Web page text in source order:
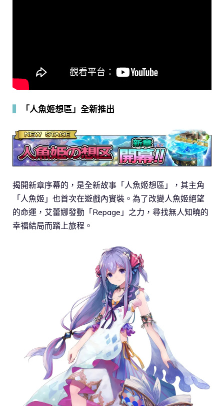
「人魚姬想區」全新推出
揭開新章序幕的，是全新故事「人魚姬想區」，其主角
「人魚姬」也首次在遊戲內實裝。為了改變人魚姬絕望
的命運，艾蕾娜發動「Repage」之力，尋找無人知曉的
幸福結局而踏上旅程。